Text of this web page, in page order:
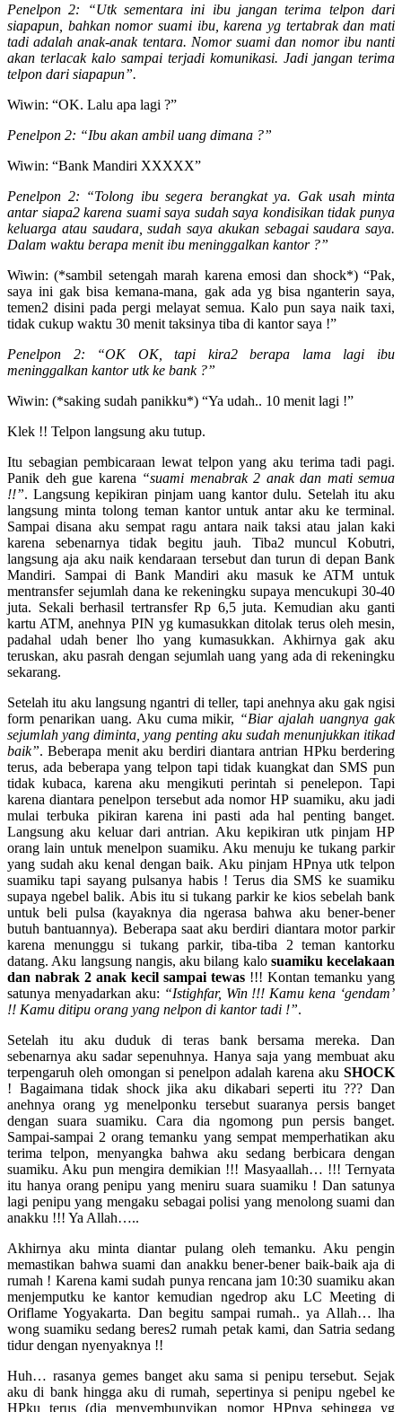
Penelpon 2: “Utk sementara ini ibu jangan terima telpon dari
siapapun, bahkan nomor suami ibu, karena yg tertabrak dan mati
tadi adalah anak-anak tentara. Nomor suami dan nomor ibu nanti
akan terlacak kalo sampai terjadi komunikasi. Jadi jangan terima
telpon dari siapapun”.
Wiwin: “OK. Lalu apa lagi ?”
Penelpon 2: “Ibu akan ambil uang dimana ?”
Wiwin: “Bank Mandiri XXXXX”
Penelpon 2: “Tolong ibu segera berangkat ya. Gak usah minta
antar siapa2 karena suami saya sudah saya kondisikan tidak punya
keluarga atau saudara, sudah saya akukan sebagai saudara saya.
Dalam waktu berapa menit ibu meninggalkan kantor ?”
Wiwin: (*sambil setengah marah karena emosi dan shock*) “Pak,
saya ini gak bisa kemana-mana, gak ada yg bisa nganterin saya,
temen2 disini pada pergi melayat semua. Kalo pun saya naik taxi,
tidak cukup waktu 30 menit taksinya tiba di kantor saya !”
Penelpon 2: “OK OK, tapi kira2 berapa lama lagi ibu
meninggalkan kantor utk ke bank ?”
Wiwin: (*saking sudah panikku*) “Ya udah.. 10 menit lagi !”
Klek !! Telpon langsung aku tutup.
Itu sebagian pembicaraan lewat telpon yang aku terima tadi pagi.
Panik deh gue karena “suami menabrak 2 anak dan mati semua
!!”. Langsung kepikiran pinjam uang kantor dulu. Setelah itu aku
langsung minta tolong teman kantor untuk antar aku ke terminal.
Sampai disana aku sempat ragu antara naik taksi atau jalan kaki
karena sebenarnya tidak begitu jauh. Tiba2 muncul Kobutri,
langsung aja aku naik kendaraan tersebut dan turun di depan Bank
Mandiri. Sampai di Bank Mandiri aku masuk ke ATM untuk
mentransfer sejumlah dana ke rekeningku supaya mencukupi 30-40
juta. Sekali berhasil tertransfer Rp 6,5 juta. Kemudian aku ganti
kartu ATM, anehnya PIN yg kumasukkan ditolak terus oleh mesin,
padahal udah bener lho yang kumasukkan. Akhirnya gak aku
teruskan, aku pasrah dengan sejumlah uang yang ada di rekeningku
sekarang.
Setelah itu aku langsung ngantri di teller, tapi anehnya aku gak ngisi
form penarikan uang. Aku cuma mikir, “Biar ajalah uangnya gak
sejumlah yang diminta, yang penting aku sudah menunjukkan itikad
baik”. Beberapa menit aku berdiri diantara antrian HPku berdering
terus, ada beberapa yang telpon tapi tidak kuangkat dan SMS pun
tidak kubaca, karena aku mengikuti perintah si penelepon. Tapi
karena diantara penelpon tersebut ada nomor HP suamiku, aku jadi
mulai terbuka pikiran karena ini pasti ada hal penting banget.
Langsung aku keluar dari antrian. Aku kepikiran utk pinjam HP
orang lain untuk menelpon suamiku. Aku menuju ke tukang parkir
yang sudah aku kenal dengan baik. Aku pinjam HPnya utk telpon
suamiku tapi sayang pulsanya habis ! Terus dia SMS ke suamiku
supaya ngebel balik. Abis itu si tukang parkir ke kios sebelah bank
untuk beli pulsa (kayaknya dia ngerasa bahwa aku bener-bener
butuh bantuannya). Beberapa saat aku berdiri diantara motor parkir
karena menunggu si tukang parkir, tiba-tiba 2 teman kantorku
datang. Aku langsung nangis, aku bilang kalo suamiku kecelakaan
dan nabrak 2 anak kecil sampai tewas !!! Kontan temanku yang
satunya menyadarkan aku: “Istighfar, Win !!! Kamu kena ‘gendam’
!! Kamu ditipu orang yang nelpon di kantor tadi !”.
Setelah itu aku duduk di teras bank bersama mereka. Dan
sebenarnya aku sadar sepenuhnya. Hanya saja yang membuat aku
terpengaruh oleh omongan si penelpon adalah karena aku SHOCK
! Bagaimana tidak shock jika aku dikabari seperti itu ??? Dan
anehnya orang yg menelponku tersebut suaranya persis banget
dengan suara suamiku. Cara dia ngomong pun persis banget.
Sampai-sampai 2 orang temanku yang sempat memperhatikan aku
terima telpon, menyangka bahwa aku sedang berbicara dengan
suamiku. Aku pun mengira demikian !!! Masyaallah… !!! Ternyata
itu hanya orang penipu yang meniru suara suamiku ! Dan satunya
lagi penipu yang mengaku sebagai polisi yang menolong suami dan
anakku !!! Ya Allah…..
Akhirnya aku minta diantar pulang oleh temanku. Aku pengin
memastikan bahwa suami dan anakku bener-bener baik-baik aja di
rumah ! Karena kami sudah punya rencana jam 10:30 suamiku akan
menjemputku ke kantor kemudian ngedrop aku LC Meeting di
Oriflame Yogyakarta. Dan begitu sampai rumah.. ya Allah… lha
wong suamiku sedang beres2 rumah petak kami, dan Satria sedang
tidur dengan nyenyaknya !!
Huh… rasanya gemes banget aku sama si penipu tersebut. Sejak
aku di bank hingga aku di rumah, sepertinya si penipu ngebel ke
HPku terus (dia menyembunyikan nomor HPnya sehingga yg